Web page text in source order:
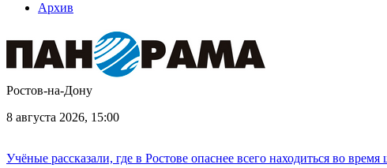
Архив
Ростов-на-Дону
8 августа 2026, 15:00
Учёные рассказали, где в Ростове опаснее всего находиться во время